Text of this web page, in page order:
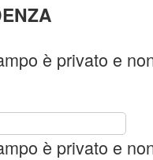
è privato e
è privato e